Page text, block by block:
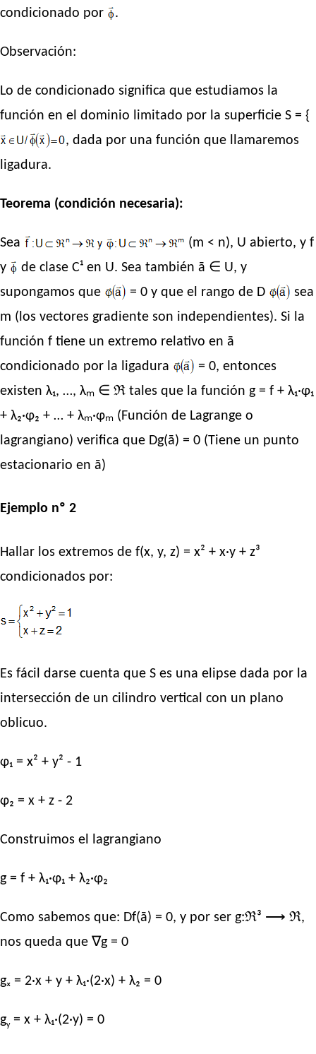
condicionado por
.
Observación:
Lo de condicionado significa que estudiamos la
función en el dominio limitado por la superficie S = {
, dada por una función que llamaremos
ligadura.
Teorema (condición necesaria):
Sea
(m < n), U abierto, y f
y
de clase C¹ en U. Sea también ā ∈ U, y
supongamos que
= 0 y que el rango de D
sea
m (los vectores gradiente son independientes). Si la
función f tiene un extremo relativo en ā
condicionado por la ligadura
= 0, entonces
existen λ₁, …, λₘ ∈ ℜ tales que la función g = f + λ₁·φ₁
+ λ₂·φ₂ + … + λₘ·φₘ (Función de Lagrange o
lagrangiano) verifica que Dg(ā) = 0 (Tiene un punto
estacionario en ā)
Ejemplo nº 2
Hallar los extremos de f(x, y, z) = x² + x·y + z³
condicionados por:
Es fácil darse cuenta que S es una elipse dada por la
intersección de un cilindro vertical con un plano
oblicuo.
φ₁ = x² + y² - 1
φ₂ = x + z - 2
Construimos el lagrangiano
g = f + λ₁·φ₁ + λ₂·φ₂
Como sabemos que: Df(ā) = 0, y por ser g:ℜ³ ⟶ ℜ,
nos queda que ∇g = 0
gₓ = 2·x + y + λ₁·(2·x) + λ₂ = 0
gy= x + λ₁·(2·y) = 0